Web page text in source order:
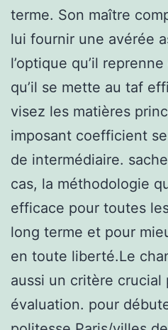
terme. Son maître
lui fournir une avérée
l’optique qu’il
qu’il se mette au taf
visez les matières
imposant coefficient
de intermédiaire.
cas, la méthodologie
efficace pour toutes
long terme et pour
en toute liberté.Le
aussi un critère crucial
évaluation. pour